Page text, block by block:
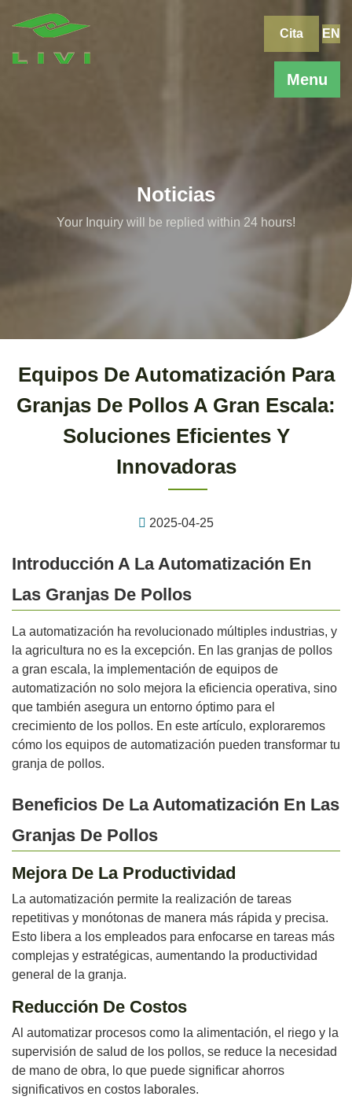
Menu
Cita EN
Noticias
Your Inquiry will be replied within 24 hours!
Equipos De Automatización Para
Granjas De Pollos A Gran Escala:
Soluciones Eficientes Y
Innovadoras
2025-04-25
Introducción A La Automatización En
Las Granjas De Pollos
La automatización ha revolucionado múltiples industrias, y
la agricultura no es la excepción. En las granjas de pollos
a gran escala, la implementación de equipos de
automatización no solo mejora la eficiencia operativa, sino
que también asegura un entorno óptimo para el
crecimiento de los pollos. En este artículo, exploraremos
cómo los equipos de automatización pueden transformar tu
granja de pollos.
Beneficios De La Automatización En Las
Granjas De Pollos
Mejora De La Productividad
La automatización permite la realización de tareas
repetitivas y monótonas de manera más rápida y precisa.
Esto libera a los empleados para enfocarse en tareas más
complejas y estratégicas, aumentando la productividad
general de la granja.
Reducción De Costos
Al automatizar procesos como la alimentación, el riego y la
supervisión de salud de los pollos, se reduce la necesidad
de mano de obra, lo que puede significar ahorros
significativos en costos laborales.